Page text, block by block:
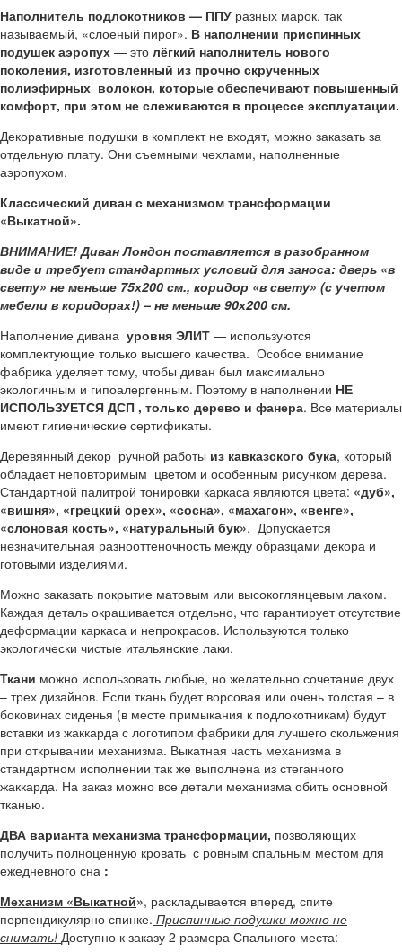
Наполнитель подлокотников — ППУ разных марок, так
называемый, «слоеный пирог». В наполнении приспинных
подушек аэропух — это лёгкий наполнитель нового
поколения, изготовленный из прочно скрученных
полиэфирных волокон, которые обеспечивают повышенный
комфорт, при этом не слеживаются в процессе эксплуатации.
Декоративные подушки в комплект не входят, можно заказать за
отдельную плату. Они съемными чехлами, наполненные
аэропухом.
Классический диван с механизмом трансформации
«Выкатной».
ВНИМАНИЕ! Диван Лондон поставляется в разобранном
виде и требует стандартных условий для заноса: дверь «в
свету» не меньше 75х200 см., коридор «в свету» (с учетом
мебели в коридорах!) – не меньше 90х200 см.
Наполнение дивана уровня ЭЛИТ — используются
комплектующие только высшего качества. Особое внимание
фабрика уделяет тому, чтобы диван был максимально
экологичным и гипоалергенным. Поэтому в наполнении НЕ
ИСПОЛЬЗУЕТСЯ ДСП , только дерево и фанера. Все материалы
имеют гигиенические сертификаты.
Деревянный декор ручной работы из кавказского бука, который
обладает неповторимым цветом и особенным рисунком дерева.
Стандартной палитрой тонировки каркаса являются цвета: «дуб»,
«вишня», «грецкий орех», «сосна», «махагон», «венге»,
«слоновая кость», «натуральный бук». Допускается
незначительная разнооттеночность между образцами декора и
готовыми изделиями.
Можно заказать покрытие матовым или высокоглянцевым лаком.
Каждая деталь окрашивается отдельно, что гарантирует отсутствие
деформации каркаса и непрокрасов. Используются только
экологически чистые итальянские лаки.
Ткани можно использовать любые, но желательно сочетание двух
– трех дизайнов. Если ткань будет ворсовая или очень толстая – в
боковинах сиденья (в месте примыкания к подлокотникам) будут
вставки из жаккарда с логотипом фабрики для лучшего скольжения
при открывании механизма. Выкатная часть механизма в
стандартном исполнении так же выполнена из стеганного
жаккарда. На заказ можно все детали механизма обить основной
тканью.
ДВА варианта механизма трансформации, позволяющих
получить полноценную кровать с ровным спальным местом для
ежедневного сна :
Механизм «Выкатной», раскладывается вперед, спите
перпендикулярно спинке. Приспинные подушки можно не
снимать! Доступно к заказу 2 размера Спального места: